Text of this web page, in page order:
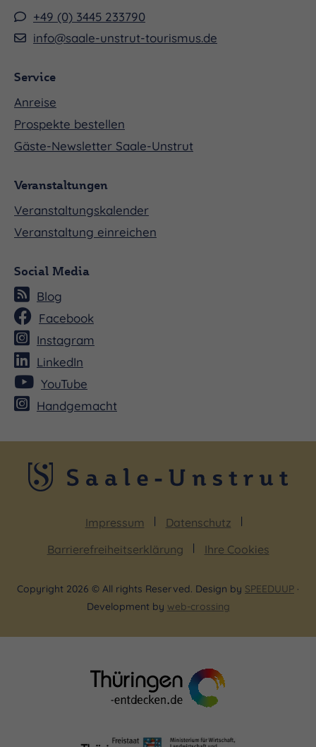
+49 (0) 3445 233790
info@saale-unstrut-tourismus.de
Service
Anreise
Prospekte bestellen
Gäste-Newsletter Saale-Unstrut
Veranstaltungen
Veranstaltungskalender
Veranstaltung einreichen
Social Media
Blog
Facebook
Instagram
LinkedIn
YouTube
Handgemacht
Impressum
Datenschutz
Barrierefreiheitserklärung
Ihre Cookies
Copyright 2026 © All rights Reserved. Design by SPEEDUUP ·
Development by web-crossing